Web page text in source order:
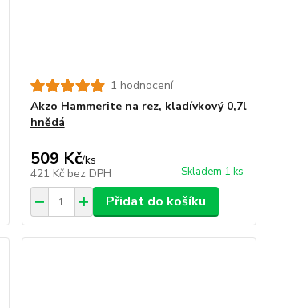
1 hodnocení
Akzo Hammerite na rez, kladívkový 0,7l
hnědá
509 Kč/ks
421 Kč bez DPH Skladem 1 ks
Přidat do košíku